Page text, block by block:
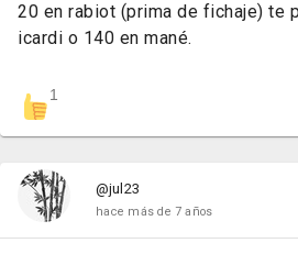
20 en rabiot (prima de fichaje) te
icardi o 140 en mané.
1
@jul23
hace más de 7 años